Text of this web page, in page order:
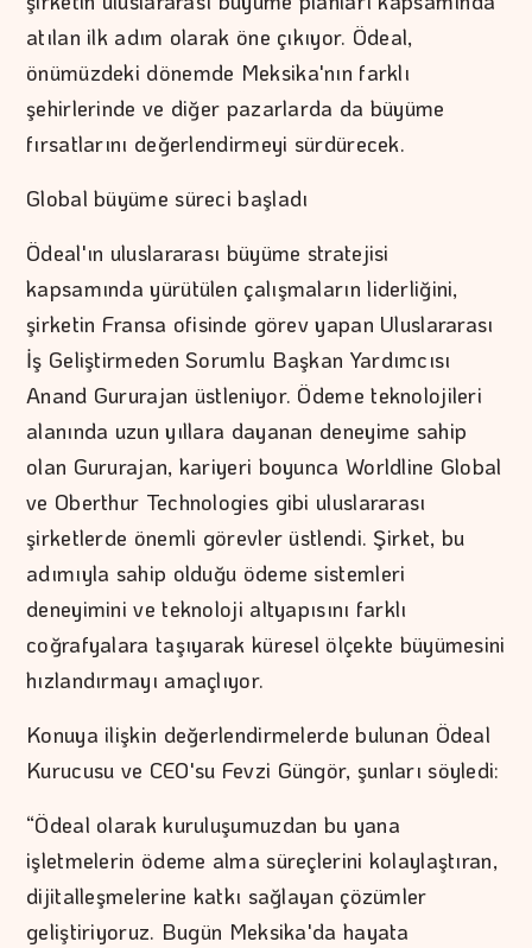
atılan ilk adım olarak öne çıkıyor. Ödeal,
önümüzdeki dönemde Meksika'nın farklı
şehirlerinde ve diğer pazarlarda da büyüme
fırsatlarını değerlendirmeyi sürdürecek.
Global büyüme süreci başladı
Ödeal'ın uluslararası büyüme stratejisi
kapsamında yürütülen çalışmaların liderliğini,
şirketin Fransa ofisinde görev yapan Uluslararası
İş Geliştirmeden Sorumlu Başkan Yardımcısı
Anand Gururajan üstleniyor. Ödeme teknolojileri
alanında uzun yıllara dayanan deneyime sahip
olan Gururajan, kariyeri boyunca Worldline Global
ve Oberthur Technologies gibi uluslararası
şirketlerde önemli görevler üstlendi. Şirket, bu
adımıyla sahip olduğu ödeme sistemleri
deneyimini ve teknoloji altyapısını farklı
coğrafyalara taşıyarak küresel ölçekte büyümesini
hızlandırmayı amaçlıyor.
Konuya ilişkin değerlendirmelerde bulunan Ödeal
Kurucusu ve CEO'su Fevzi Güngör, şunları söyledi:
“Ödeal olarak kuruluşumuzdan bu yana
işletmelerin ödeme alma süreçlerini kolaylaştıran,
dijitalleşmelerine katkı sağlayan çözümler
geliştiriyoruz. Bugün Meksika'da hayata